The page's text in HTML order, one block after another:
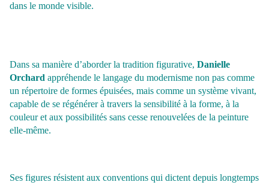
dans le monde visible.
Dans sa manière d’aborder la tradition figurative, Danielle
Orchard appréhende le langage du modernisme non pas comme
un répertoire de formes épuisées, mais comme un système vivant,
capable de se régénérer à travers la sensibilité à la forme, à la
couleur et aux possibilités sans cesse renouvelées de la peinture
elle-même.
Ses figures résistent aux conventions qui dictent depuis longtemps